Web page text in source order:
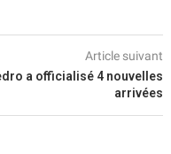
Article suivant
a officialisé 4 nouvelles
arrivées